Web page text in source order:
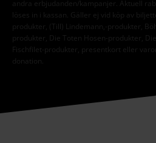
andra erbjudanden/kampanjer. Aktuell
löses in i kassan. Gäller ej vid köp av
produkter, (Till) Lindemann,-produkter,
produkter, Die Toten Hosen-produkter,
Fischfilet-produkter, presentkort eller
donation.